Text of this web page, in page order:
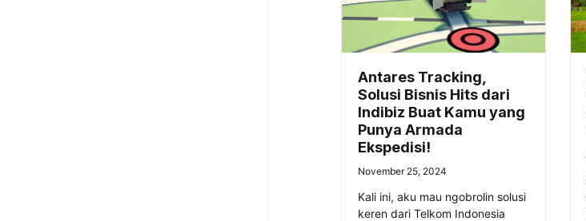
Antares Tracking,
Solusi Bisnis Hits dari
Indibiz Buat Kamu yang
Punya Armada
Ekspedisi!
November 25, 2024
Kali ini, aku mau ngobrolin solusi
keren dari Telkom Indonesia